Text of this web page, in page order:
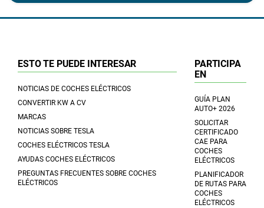
ESTO TE PUEDE INTERESAR
NOTICIAS DE COCHES ELÉCTRICOS
CONVERTIR KW A CV
MARCAS
NOTICIAS SOBRE TESLA
COCHES ELÉCTRICOS TESLA
AYUDAS COCHES ELÉCTRICOS
PREGUNTAS FRECUENTES SOBRE COCHES
ELÉCTRICOS
PARTICIPA
EN
GUÍA PLAN
AUTO+ 2026
SOLICITAR
CERTIFICADO
CAE PARA
COCHES
ELÉCTRICOS
PLANIFICADOR
DE RUTAS PARA
COCHES
ELÉCTRICOS